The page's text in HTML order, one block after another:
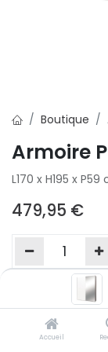
Accueil
Boutique
Armoire
L170 x H195 x
479,95 €
Ajouter à la
Si vous ne
victime de son